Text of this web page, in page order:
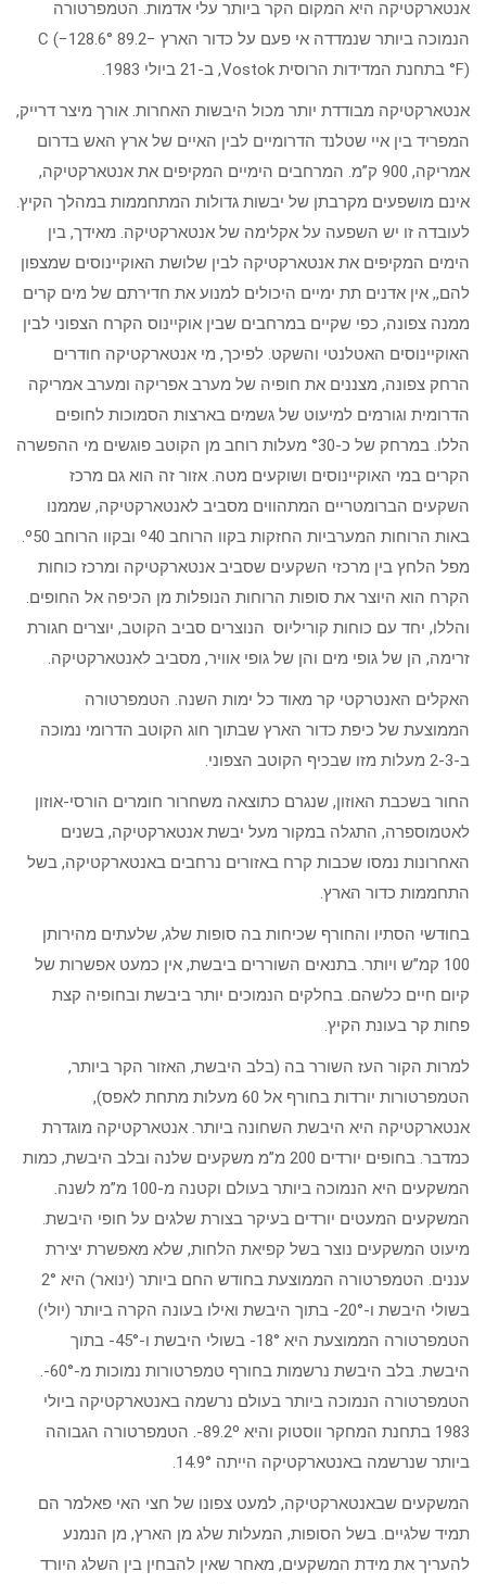
אנטארקטיקה היא המקום הקר ביותר עלי אדמות. הטמפרטורה
הנמוכה ביותר שנמדדה אי פעם על כדור הארץ −89.2 °C (−128.6
°F) בתחנת המדידות הרוסית Vostok, ב-21 ביולי 1983.
אנטארקטיקה מבודדת יותר מכול היבשות האחרות. אורך מיצר דרייק,
המפריד בין איי שטלנד הדרומיים לבין האיים של ארץ האש בדרום
אמריקה, 900 ק”מ. המרחבים הימיים המקיפים את אנטארקטיקה,
אינם מושפעים מקרבתן של יבשות גדולות המתחממות במהלך הקיץ.
לעובדה זו יש השפעה על אקלימה של אנטארקטיקה. מאידך, בין
הימים המקיפים את אנטארקטיקה לבין שלושת האוקיינוסים שמצפון
להם,, אין אדנים תת ימיים היכולים למנוע את חדירתם של מים קרים
ממנה צפונה, כפי שקיים במרחבים שבין אוקיינוס הקרח הצפוני לבין
האוקיינוסים האטלנטי והשקט. לפיכך, מי אנטארקטיקה חודרים
הרחק צפונה, מצננים את חופיה של מערב אפריקה ומערב אמריקה
הדרומית וגורמים למיעוט של גשמים בארצות הסמוכות לחופים
הללו. במרחק של כ-°30 מעלות רוחב מן הקוטב פוגשים מי ההפשרה
הקרים במי האוקיינוסים ושוקעים מטה. אזור זה הוא גם מרכז
השקעים הברומטריים המתהווים מסביב לאנטארקטיקה, שממנו
באות הרוחות המערביות החזקות בקוו הרוחב º40 ובקוו הרוחב º50.
מפל הלחץ בין מרכזי השקעים שסביב אנטארקטיקה ומרכז כוחות
הקרח הוא היוצר את סופות הרוחות הנופלות מן הכיפה אל החופים.
והללו, יחד עם כוחות קוריליוס הנוצרים סביב הקוטב, יוצרים חגורת
זרימה, הן של גופי מים והן של גופי אוויר, מסביב לאנטארקטיקה.
האקלים האנטרקטי קר מאוד כל ימות השנה. הטמפרטורה
הממוצעת של כיפת כדור הארץ שבתוך חוג הקוטב הדרומי נמוכה
ב-2-3 מעלות מזו שבכיף הקוטב הצפוני.
החור בשכבת האוזון, שנגרם כתוצאה משחרור חומרים הורסי-אוזון
לאטמוספרה, התגלה במקור מעל יבשת אנטארקטיקה, בשנים
האחרונות נמסו שכבות קרח באזורים נרחבים באנטארקטיקה, בשל
התחממות כדור הארץ.
בחודשי הסתיו והחורף שכיחות בה סופות שלג, שלעתים מהירותן
100 קמ”ש ויותר. בתנאים השוררים ביבשת, אין כמעט אפשרות של
קיום חיים כלשהם. בחלקים הנמוכים יותר ביבשת ובחופיה קצת
פחות קר בעונת הקיץ.
למרות הקור העז השורר בה (בלב היבשת, האזור הקר ביותר,
הטמפרטורות יורדות בחורף אל 60 מעלות מתחת לאפס),
אנטארקטיקה היא היבשת השחונה ביותר. אנטארקטיקה מוגדרת
כמדבר. בחופים יורדים 200 מ”מ משקעים שלנה ובלב היבשת, כמות
המשקעים היא הנמוכה ביותר בעולם וקטנה מ-100 מ”מ לשנה.
המשקעים המעטים יורדים בעיקר בצורת שלגים על חופי היבשת.
מיעוט המשקעים נוצר בשל קפיאת הלחות, שלא מאפשרת יצירת
עננים. הטמפרטורה הממוצעת בחודש החם ביותר (ינואר) היא 2°
בשולי היבשת ו-20°- בתוך היבשת ואילו בעונה הקרה ביותר (יולי)
הטמפרטורה הממוצעת היא 18°- בשולי היבשת ו-45°- בתוך
היבשת. בלב היבשת נרשמות בחורף טמפרטורות נמוכות מ-60°-.
הטמפרטורה הנמוכה ביותר בעולם נרשמה באנטארקטיקה ביולי
1983 בתחנת המחקר ווסטוק והיא 89.2º-. הטמפרטורה הגבוהה
ביותר שנרשמה באנטארקטיקה הייתה 14.9°.
המשקעים שבאנטארקטיקה, למעט צפונו של חצי האי פאלמר הם
תמיד שלגיים. בשל הסופות, המעלות שלג מן הארץ, מן הנמנע
להעריך את מידת המשקעים, מאחר שאין להבחין בין השלג היורד